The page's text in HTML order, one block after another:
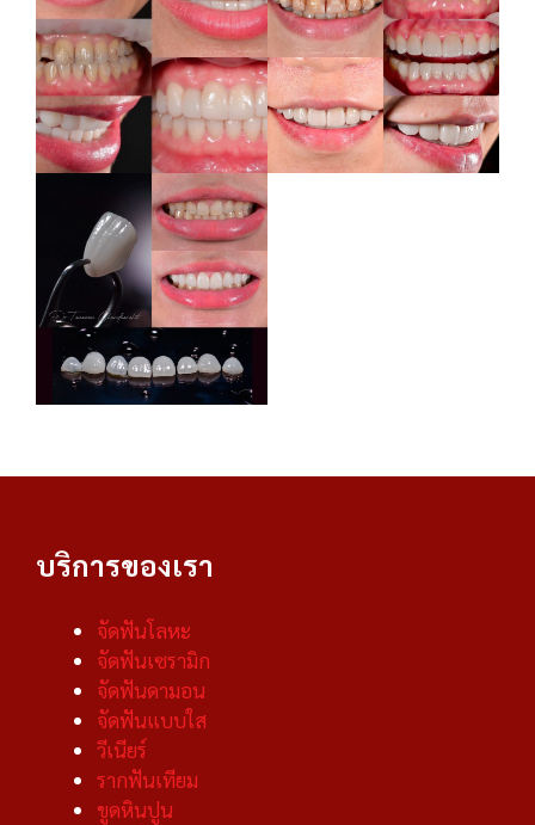
บริการของเรา
จัดฟันโลหะ
จัดฟันเซรามิก
จัดฟันดามอน
จัดฟันแบบใส
วีเนียร์
รากฟันเทียม
ขูดหินปูน